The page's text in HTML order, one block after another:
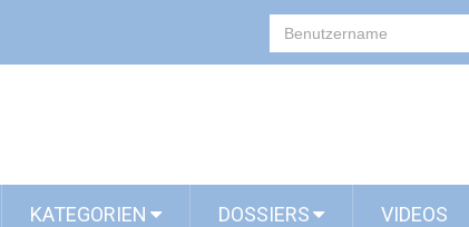
KATEGORIEN DOSSIERS VIDEOS